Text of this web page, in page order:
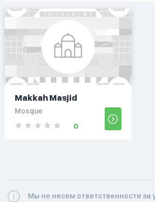
Makkah Masjid
Mosque
0
Мы не несем ответственности за